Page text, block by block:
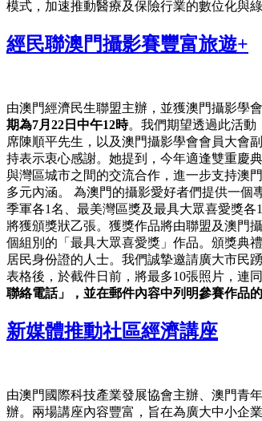
模式，加速推動醫療及保險行業的數位化與
經民聯澳門攝影賽豐富旅遊+
由澳門經濟民生聯盟主辦，並獲澳門攝影學
期為7月22日中午12時。我們期望透過此活動
席陳順平先生，以及澳門攝影學會會員大會
持表示衷心感謝。她提到，今年適逢雙重慶
與灣區城市之間的交流合作，進一步支持澳
多元內涵。 為澳門的攝影愛好者們提供一個
季軍各1名、最美灣區獎及最具大眾喜愛獎
將獲頒獎狀乙張。獲獎作品將由聯盟及澳門
個組別的「最具大眾喜愛獎」作品。頒獎典
居民身份證的人士。我們誠摯邀請廣大市民
表格後，於截件日前，將最多10張照片，連
聯絡電話」，並在郵件內容中列明參賽作品
新媒體推動社區經濟講座
由澳門國際科技產業發展協會主辦、澳門青
辦。兩場講座內容豐富，旨在為廣大中小企